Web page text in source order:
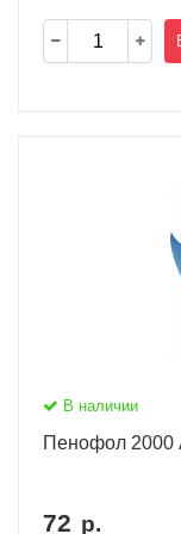
В наличии
Пенофол 2000
72 р.